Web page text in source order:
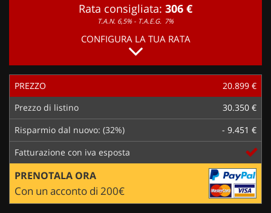
Rata consigliata: 306 €
T.A.N. 6,5% - T.A.E.G. 7%
CONFIGURA LA TUA RATA
PREZZO
20.899 €
Prezzo di listino
30.350 €
Risparmio dal nuovo: (32%)
- 9.451 €
Fatturazione con iva esposta
PRENOTALA ORA
Con un acconto di 200€